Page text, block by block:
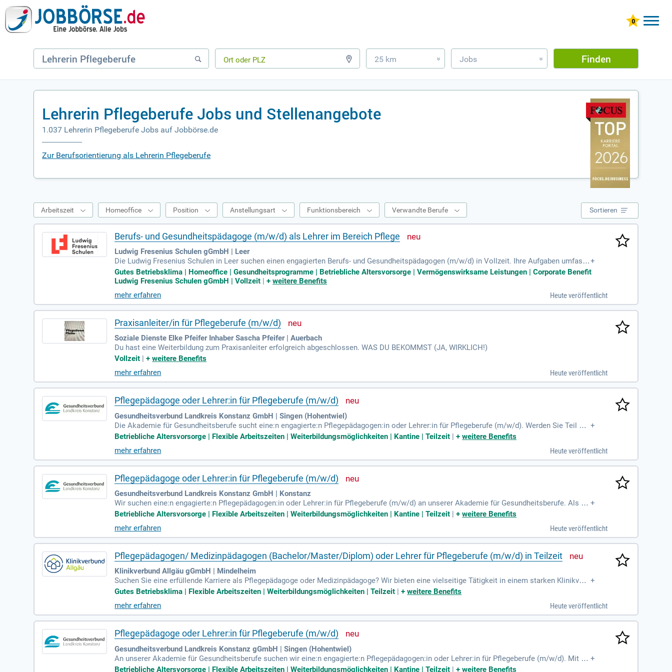
25 km » Jobs » Finden
Lehrerin Pflegeberufe Jobs und Stellenangebote
1.037 Lehrerin Pflegeberufe Jobs auf Jobbörse.de
Zur Berufsorientierung als Lehrerin Pflegeberufe
Arbeitszeit Homeoffice Position Anstellungsart Funktionsbereich Verwandte Berufe Sortieren
Berufs- und Gesundheitspädagoge (m/w/d) als Lehrer im Bereich Pflege
Ludwig Fresenius Schulen gGmbH | Leer
Die Ludwig Fresenius Schulen in Leer suchen einen engagierten Berufs- und Gesundheitspädagogen (m/w/d) in Vollzeit. Ihre Aufgaben umfass
en die Vorbereitung und Durchführung des Unterrichts in der Pflege, einschließlich Klassenlehrerfunktionen und Betreuung der Schüler. Sie wer
den staatliche Prüfungen abnehmen und mit Kooperationspartnern sowie Behörden zusammenarbeiten. Zudem sind Sie aktiv an der Teilnehme
rgewinnung und der Weiterentwicklung des Unterrichts beteiligt. Voraussetzung ist ein erfolgreich abgeschlossenes Hochschulstudium im Ber
eich Pflege-/Medizinpädagogik oder vergleichbaren Disziplinen. Bewerben Sie sich jetzt und gestalten Sie die Zukunft der Pflegeausbildung mit
uns!
+
Gutes Betriebsklima | Homeoffice | Gesundheitsprogramme | Betriebliche Altersvorsorge | Vermögenswirksame Leistungen | Corporate Benefit
Ludwig Fresenius Schulen gGmbH | Vollzeit |+weitere Benefits
mehr erfahren
Heute veröffentlicht
Praxisanleiter/in für Pflegeberufe (m/w/d)
Soziale Dienste Elke Pfeifer Inhaber Sascha Pfeifer | Auerbach
Du hast eine Weiterbildung zum Praxisanleiter erfolgreich abgeschlossen. WAS DU BEKOMMST (JA, WIRKLICH!)
Vollzeit |+weitere Benefits
mehr erfahren
Heute veröffentlicht
Pflegepädagoge oder Lehrer:in für Pflegeberufe (m/w/d)
Gesundheitsverbund Landkreis Konstanz GmbH | Singen (Hohentwiel)
Die Akademie für Gesundheitsberufe sucht eine:n engagierte:n Pflegepädagogen:in oder Lehrer:in für Pflegeberufe (m/w/d). Werden Sie Teil un
seres Gesundheitsverbunds Landkreis Konstanz, der erstklassige medizinische Versorgung in Singen, Konstanz, Engen und Gailingen bietet. Ge
stalten Sie die Ausbildung in der Pflege mit Fachwissen und didaktischem Geschick. Wir bieten Ihnen eine eigenverantwortliche Unterrichtstäti
gkeit in Voll- oder Teilzeit. Starten Sie jetzt und fördern Sie die nächste Generation von Pflegekräften! Bewerben Sie sich zum nächstmöglichen
Zeitpunkt und gestalten Sie mit uns die Zukunft der Gesundheitsberufe!
+
Betriebliche Altersvorsorge | Flexible Arbeitszeiten | Weiterbildungsmöglichkeiten | Kantine | Teilzeit |+weitere Benefits
mehr erfahren
Heute veröffentlicht
Pflegepädagoge oder Lehrer:in für Pflegeberufe (m/w/d)
Gesundheitsverbund Landkreis Konstanz GmbH | Konstanz
Wir suchen eine:n engagierte:n Pflegepädagogen:in oder Lehrer:in für Pflegeberufe (m/w/d) an unserer Akademie für Gesundheitsberufe. Als Te
il des Gesundheitsverbunds Landkreis Konstanz gestalten Sie aktiv die Ausbildung in der Pflege. Ihre Aufgaben umfassen die eigenverantwortli
che Unterrichtstätigkeit sowie die Kursleitung in der generalistischen Pflege und der Gesundheits- und Krankenpflegehilfe. Wir bieten Ihnen flex
ible Arbeitszeiten in Voll- oder Teilzeit. Beginnen Sie Ihre Reise in eine vielversprechende Zukunft mit uns! Bewerben Sie sich jetzt und tragen S
ie zur Gesundheit unserer Patientinnen und Patienten bei!
+
Betriebliche Altersvorsorge | Flexible Arbeitszeiten | Weiterbildungsmöglichkeiten | Kantine | Teilzeit |+weitere Benefits
mehr erfahren
Heute veröffentlicht
Pflegepädagogen/ Medizinpädagogen (Bachelor/Master/Diplom) oder Lehrer für Pflegeberufe (m/w/d) in Teilzeit
Klinikverbund Allgäu gGmbH | Mindelheim
Suchen Sie eine erfüllende Karriere als Pflegepädagoge oder Medizinpädagoge? Wir bieten eine vielseitige Tätigkeit in einem starken Klinikverb
und mit modernen Ausbildungsstrukturen. Ideal für Bewerber mit einem abgeschlossenen Studium oder Lehrerqualifikation im Pflegebereich, s
Sie attraktive Vergütung nach TVöD und zahlreiche Mitarbeitervorteile. Erleben Sie die hohe Lebensqualität im malerischen Allgäu, während Si
e Wissen vermitteln und Menschen unterstützen.
+
Gutes Betriebsklima | Flexible Arbeitszeiten | Weiterbildungsmöglichkeiten | Teilzeit |+weitere Benefits
mehr erfahren
Heute veröffentlicht
Pflegepädagoge oder Lehrer:in für Pflegeberufe (m/w/d)
Gesundheitsverbund Landkreis Konstanz gGmbH | Singen (Hohentwiel)
An unserer Akademie für Gesundheitsberufe suchen wir eine:n engagierte:n Pflegepädagogen:in oder Lehrer:in für Pflegeberufe (m/w/d). Mit Fa
chwissen und didaktischem Geschick gestalten Sie die Ausbildung in der Pflege aktiv mit. Unsere Akademie hat über 3.700 Beschäftigte an Sta
+
Betriebliche Altersvorsorge | Flexible Arbeitszeiten | Weiterbildungsmöglichkeiten | Kantine | Teilzeit |+weitere Benefits